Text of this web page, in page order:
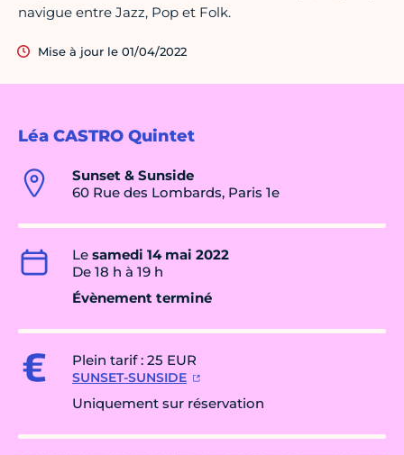
Léa CASTRO Quintet
Sunset & Sunside
60 Rue des Lombards, Paris 1e
Le samedi 14 mai 2022
De 18 h à 19 h
Évènement terminé
Plein tarif : 25 EUR
SUNSET-SUNSIDE
Uniquement sur réservation
navigue entre Jazz, Pop et Folk.
Mise à jour le 01/04/2022